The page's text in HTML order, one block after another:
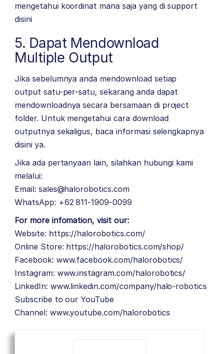
mengetahui koordinat mana saja yang di support
disini
5. Dapat Mendownload
Multiple Output
Jika sebelumnya anda mendownload setiap
output satu-per-satu, sekarang anda dapat
mendownloadnya secara bersamaan di project
folder. Untuk mengetahui cara download
outputnya sekaligus, baca informasi selengkapnya
disiniya.
Jika ada pertanyaan lain, silahkan hubungi kami
melalui:
Email: sales@halorobotics.com
WhatsApp: +62 811-1909-0099
For more infomation, visit our:
Website: https://halorobotics.com/
Online Store: https://halorobotics.com/shop/
Facebook: www.facebook.com/halorobotics/
Instagram: www.instagram.com/halorobotics/
LinkedIn: www.linkedin.com/company/halo-robotics
Subscribe to our YouTube
Channel: www.youtube.com/halorobotics